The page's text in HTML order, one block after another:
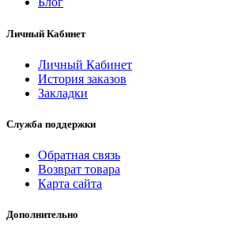
Личный Кабинет
Личный Кабинет
История заказов
Закладки
Служба поддержки
Обратная связь
Возврат товара
Карта сайта
Дополнительно